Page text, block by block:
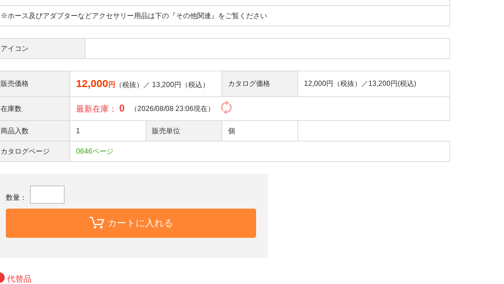
※ホース及びアダプターなどアクセサリー用品は下の『その他関連』をご覧ください
アイコン
販売価格 12,000円 （税抜）／ 13,200円（税込） カタログ価格 12,000円（税抜）／ 13,200円(税込)
在庫数 最新在庫： 0 （2026/08/08 23:06現在）
商品入数 1 販売単位 個
カタログページ 0646ページ
数量：
カートに入れる
代替品